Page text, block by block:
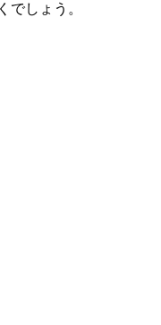
でしょう。